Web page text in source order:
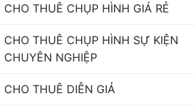
CHO THUÊ CHỤP HÌNH GIÁ RẺ
CHO THUÊ CHỤP HÌNH SỰ KIỆN
CHUYÊN NGHIỆP
CHO THUÊ DIỄN GIẢ